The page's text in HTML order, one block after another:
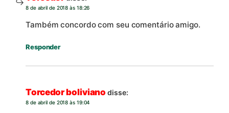
8 de abril de 2018 às 18:26
Também concordo com seu comentário amigo.
Responder
Torcedor boliviano disse:
8 de abril de 2018 às 19:04